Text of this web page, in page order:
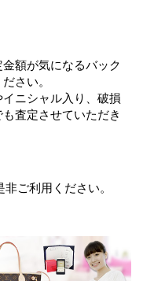
額が気になるバック
さい。
ニシャル入り、破損
査定させていただき
ご利用ください。